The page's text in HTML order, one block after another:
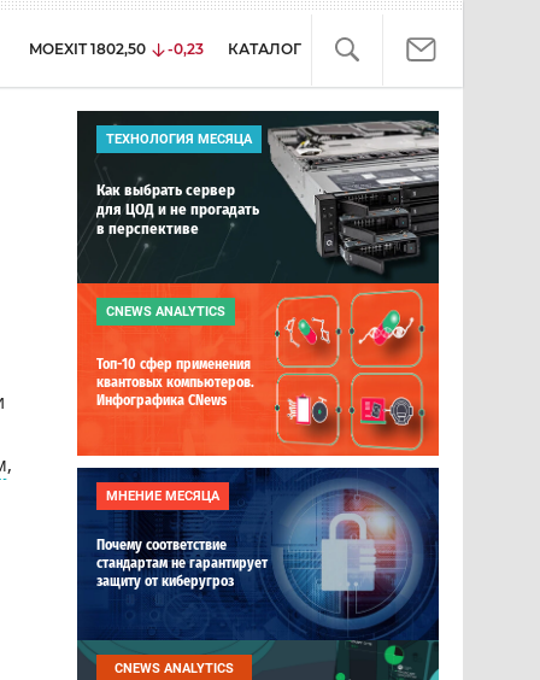
MOEXIT 1802,50 -0,23 КАТАЛОГ
,
ТЕХНОЛОГИЯ МЕСЯЦА
Как выбрать сервер
для ЦОД и не прогадать
в перспективе
CNEWS ANALYTICS
Топ-10 сфер применения
квантовых компьютеров.
Инфографика CNews
МНЕНИЕ МЕСЯЦА
Почему соответствие
стандартам не гарантирует
защиту от киберугроз
CNEWS ANALYTICS